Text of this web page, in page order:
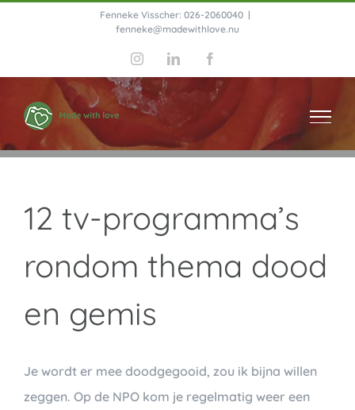
Fenneke Visscher: 026-2060040 |
fenneke@madewithlove.nu
InstagramLinkedIn
12 tv-programma’s
rondom thema dood
en gemis
Je wordt er mee doodgegooid, zou ik bijna willen
zeggen. Op de NPO kom je regelmatig weer een